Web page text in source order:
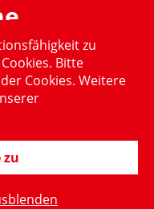
Termin
zu
Bitte
Cookies. Weitere
zu